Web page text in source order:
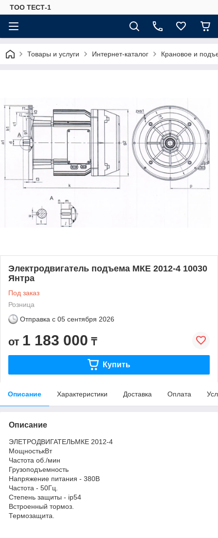
ТОО ТЕСТ-1
Товары и услуги Интернет-каталог Крановое и
Электродвигатель подъема МКЕ 2012-4 10030
Янтра
Под заказ
Розница
Отправка с 05 сентября 2026
от 1 183 000 ₸
Купить
Описание Характеристики Доставка Оплата
Описание
ЭЛЕТРОДВИГАТЕЛЬМКЕ 2012-4
МощностькВт
Частота об./мин
Грузоподъемность
Напряжение питания - 380В
Частота - 50Гц.
Степень защиты - ip54
Встроенный тормоз.
Термозащита.